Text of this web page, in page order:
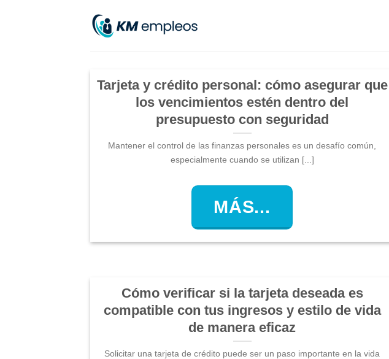
Tarjeta y crédito personal: cómo asegurar que
los vencimientos estén dentro del
presupuesto con seguridad
Mantener el control de las finanzas personales es un desafío común,
especialmente cuando se utilizan [...]
MÁS...
Cómo verificar si la tarjeta deseada es
compatible con tus ingresos y estilo de vida
de manera eficaz
Solicitar una tarjeta de crédito puede ser un paso importante en la vida